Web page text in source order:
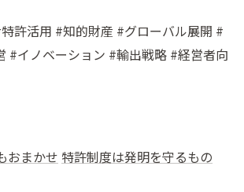
許活用 #知的財産 #グローバル展開 #
#イノベーション #輸出戦略 #経営者向
おまかせ 特許制度は発明を守るもの